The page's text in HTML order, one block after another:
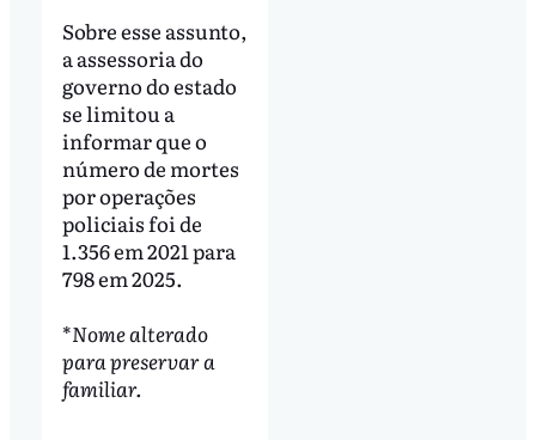
Sobre esse assunto,
a assessoria do
governo do estado
se limitou a
informar que o
número de mortes
por operações
policiais foi de
1.356 em 2021 para
798 em 2025.
*Nome alterado
para preservar a
familiar.